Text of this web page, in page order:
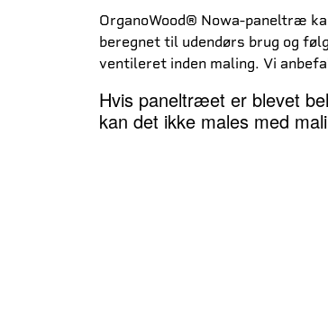
OrganoWood® Nowa-paneltræ
beregnet til udendørs brug og
ventileret inden maling. Vi
Hvis paneltræet er blevet
kan det ikke males med